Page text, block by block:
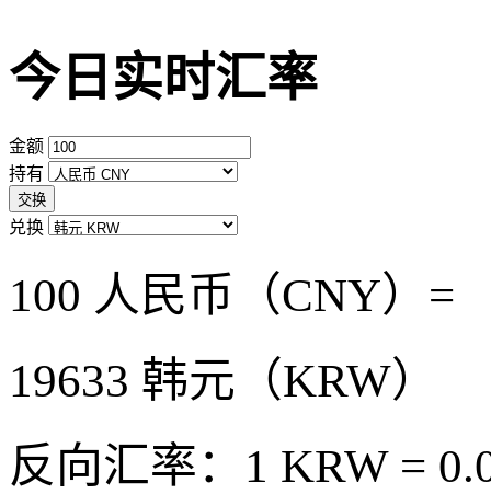
今日实时汇率
金额
持有
交换
兑换
100 人民币（CNY）=
19633 韩元（KRW）
反向汇率：1 KRW =